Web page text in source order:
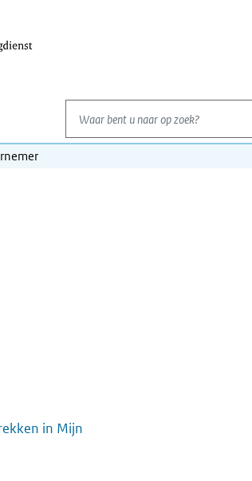
Waar bent u naar op zoek?
in Mijn